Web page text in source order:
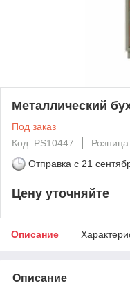
Металлический
Под заказ
Код: PS10447
Розница
Отправка с 21
Цену уточняйте
Описание
Описание